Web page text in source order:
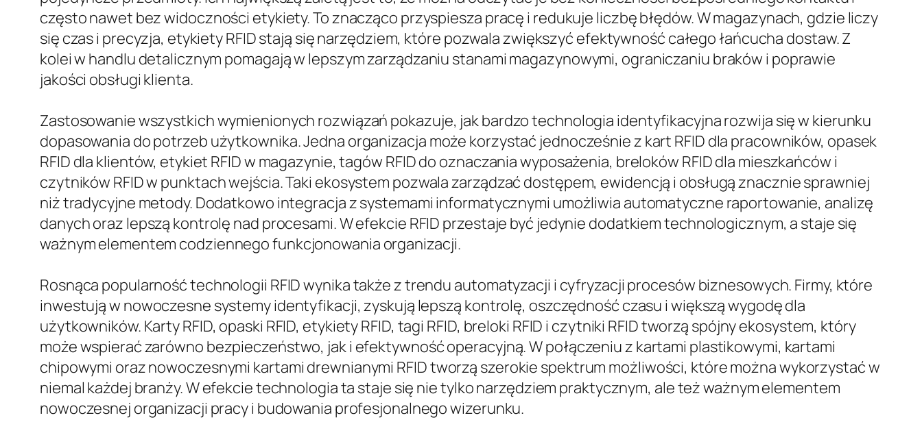
często nawet bez widoczności etykiety. To znacząco przyspiesza pracę i redukuje liczbę błędów. W magazynach, gdzie liczy
się czas i precyzja, etykiety RFID stają się narzędziem, które pozwala zwiększyć efektywność całego łańcucha dostaw. Z
kolei w handlu detalicznym pomagają w lepszym zarządzaniu stanami magazynowymi, ograniczaniu braków i poprawie
jakości obsługi klienta.
Zastosowanie wszystkich wymienionych rozwiązań pokazuje, jak bardzo technologia identyfikacyjna rozwija się w kierunku
dopasowania do potrzeb użytkownika. Jedna organizacja może korzystać jednocześnie z kart RFID dla pracowników, opasek
RFID dla klientów, etykiet RFID w magazynie, tagów RFID do oznaczania wyposażenia, breloków RFID dla mieszkańców i
czytników RFID w punktach wejścia. Taki ekosystem pozwala zarządzać dostępem, ewidencją i obsługą znacznie sprawniej
niż tradycyjne metody. Dodatkowo integracja z systemami informatycznymi umożliwia automatyczne raportowanie, analizę
danych oraz lepszą kontrolę nad procesami. W efekcie RFID przestaje być jedynie dodatkiem technologicznym, a staje się
ważnym elementem codziennego funkcjonowania organizacji.
Rosnąca popularność technologii RFID wynika także z trendu automatyzacji i cyfryzacji procesów biznesowych. Firmy, które
inwestują w nowoczesne systemy identyfikacji, zyskują lepszą kontrolę, oszczędność czasu i większą wygodę dla
użytkowników. Karty RFID, opaski RFID, etykiety RFID, tagi RFID, breloki RFID i czytniki RFID tworzą spójny ekosystem, który
może wspierać zarówno bezpieczeństwo, jak i efektywność operacyjną. W połączeniu z kartami plastikowymi, kartami
chipowymi oraz nowoczesnymi kartami drewnianymi RFID tworzą szerokie spektrum możliwości, które można wykorzystać w
niemal każdej branży. W efekcie technologia ta staje się nie tylko narzędziem praktycznym, ale też ważnym elementem
nowoczesnej organizacji pracy i budowania profesjonalnego wizerunku.